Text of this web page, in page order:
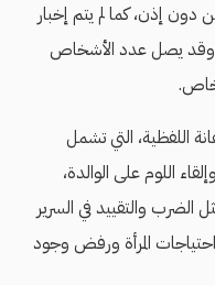
من دون إذن، كما لم يتم إخبار
وقد يصل عدد الأشخاص
اللفظية، التي تشمل
اللوم على الوالدة،
الضرب والتقييد في السرير
المرأة ورفض وجود